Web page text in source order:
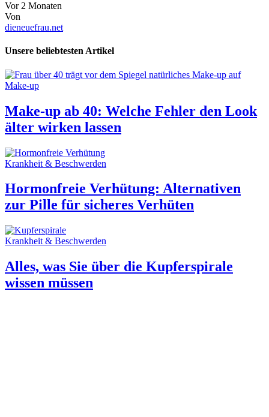
Vor 2 Monaten
Von
dieneuefrau.net
Unsere beliebtesten Artikel
Make-up
Make-up ab 40: Welche Fehler den Look
älter wirken lassen
Krankheit & Beschwerden
Hormonfreie Verhütung: Alternativen
zur Pille für sicheres Verhüten
Krankheit & Beschwerden
Alles, was Sie über die Kupferspirale
wissen müssen